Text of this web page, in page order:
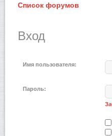
Список форумов
Вход
Имя пользователя:
Пароль: